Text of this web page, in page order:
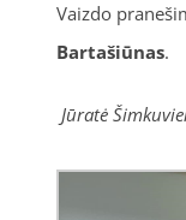
Vaizdo
Bartašiūnas.
Jūratė